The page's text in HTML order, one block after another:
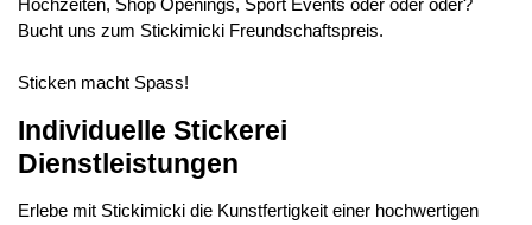
Hochzeiten, Shop Openings, Sport Events oder oder oder?
Bucht uns zum Stickimicki Freundschaftspreis.
Sticken macht Spass!
Individuelle Stickerei
Dienstleistungen
Erlebe mit Stickimicki die Kunstfertigkeit einer hochwertigen